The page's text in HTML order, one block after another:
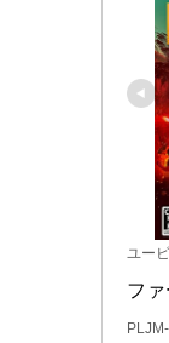
ユー
フ